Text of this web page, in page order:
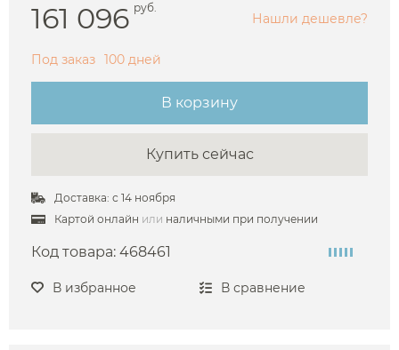
161 096 руб.
Нашли дешевле?
Под заказ 100 дней
В корзину
Купить сейчас
Доставка: с 14 ноября
Картой онлайн или наличными при получении
Код товара: 468461
В избранное В сравнение